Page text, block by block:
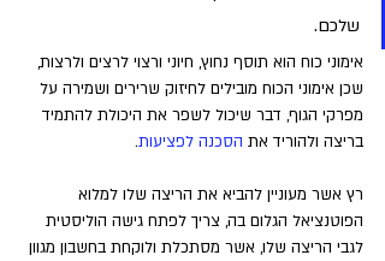
שלכם.
אימוני כוח הוא תוסף נחוץ, חיוני ורצוי לרצים ולרצות,
שכן אימוני הכוח מובילים לחיזוק שרירים ושמירה על
מפרקי הגוף, דבר שיכול לשפר את היכולת להתמיד
בריצה ולהוריד את הסכנה לפציעות.
רץ אשר מעוניין להביא את הריצה שלו למלוא
הפוטנציאל הגלום בה, צריך לפתח גישה הוליסטית
לגבי הריצה שלו, אשר מסתכלת ולוקחת בחשבון מגוון